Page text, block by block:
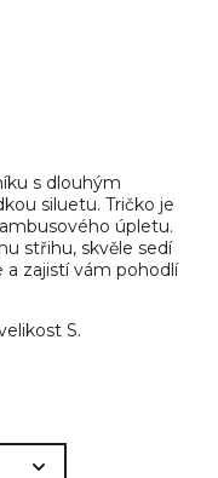
s dlouhým
siluetu. Tričko je
úpletu.
střihu, skvěle sedí
zajistí vám pohodlí
S.